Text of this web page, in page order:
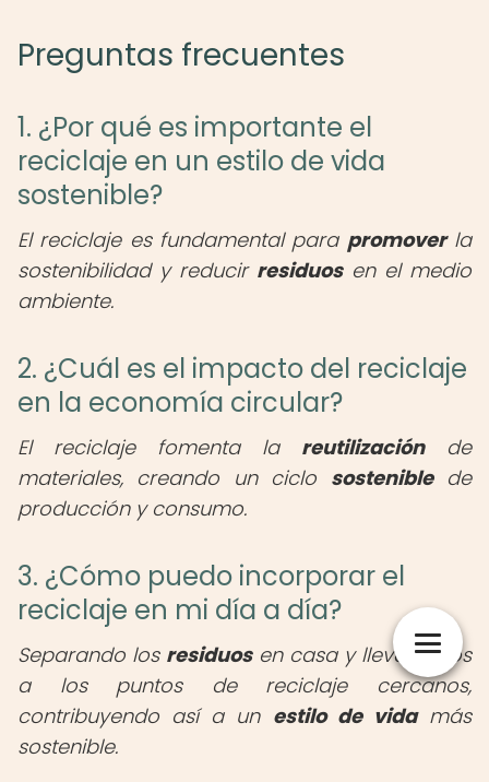
Preguntas frecuentes
1. ¿Por qué es importante el
reciclaje en un estilo de vida
sostenible?
El reciclaje es fundamental para promoverla
sostenibilidad y reducir residuosen el medio
ambiente.
2. ¿Cuál es el impacto del reciclaje
en la economía circular?
El reciclaje fomenta la reutilizaciónde
materiales, creando un ciclo sosteniblede
producción y consumo.
3. ¿Cómo puedo incorporar el
reciclaje en mi día a día?
Separando los residuosen casa y llevándolos
a los puntos de reciclaje cercanos,
contribuyendo así a un estilo de vidamás
sostenible.